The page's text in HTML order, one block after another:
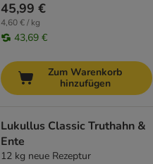
45,99 €
4,60 € / kg
43,69 €
Zum Warenkorb
hinzufügen
Lukullus Classic Truthahn &
Ente
12 kg neue Rezeptur